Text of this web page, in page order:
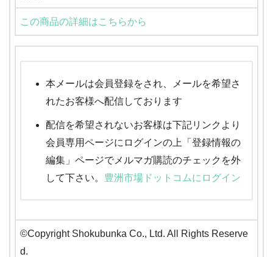
この商品の詳細はこちらから
本メールは会員登録をされ、メールを希望さ
れたお客様へ配信しております
配信を希望されないお客様は下記リンクより
会員専用ページにログインの上「登録情報の
編集」ページでメルマガ購読のチェックを外
して下さい。 豊洲市場ドットコムにログイン
©Copyright Shokubunka Co., Ltd. All Rights Reserve
d.